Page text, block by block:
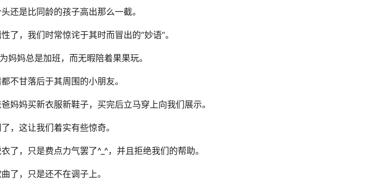
还是比同龄的孩子高出那么一截。
了，我们时常惊诧于其时而冒出的“妙语”。
妈妈总是加班，而无暇陪着果果玩。
不甘落后于其周围的小朋友。
妈妈买新衣服新鞋子，买完后立马穿上向我们展示。
，这让我们着实有些惊奇。
了，只是费点力气罢了^_^，并且拒绝我们的帮助。
了，只是还不在调子上。